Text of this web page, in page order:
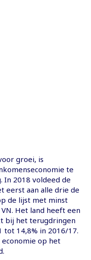
groei, is
te
In 2018 voldeed de
eerst aan alle drie de
de lijst met minst
Het land heeft een
bij het terugdringen
tot 14,8% in 2016/17.
economie op het